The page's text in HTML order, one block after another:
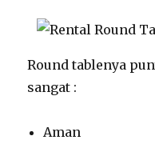
Round tablenya
sangat :
Aman